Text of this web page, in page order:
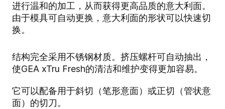
进行温和的加工，从而获得更高品质的意大利面。
由于模具可自动更换，意大利面的形状可以快速切
换。
结构完全采用不锈钢材质。挤压螺杆可自动抽出，
使GEA xTru Fresh的清洁和维护变得更加容易。
它可以配备用于斜切（笔形意面）或正切（管状意
面）的切刀。